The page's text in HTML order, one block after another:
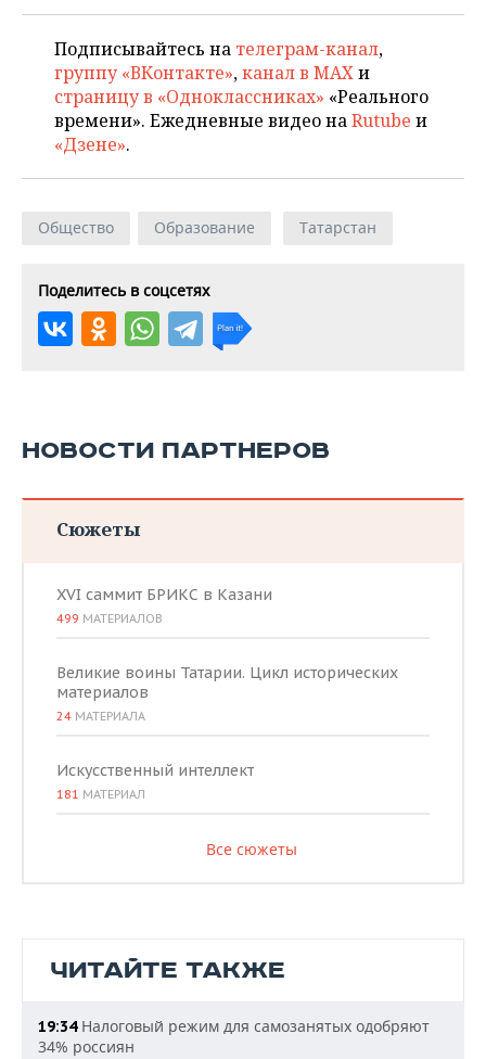
Подписывайтесь на телеграм-канал,
группу «ВКонтакте»,канал в MAXи
страницу в «Одноклассниках» «Реального
времени». Ежедневные видео наRutube и
«Дзене».
Общество Образование Татарстан
Поделитесь в соцсетях
НОВОСТИ ПАРТНЕРОВ
Сюжеты
XVI саммит БРИКС в Казани
499 МАТЕРИАЛОВ
Великие воины Татарии. Цикл исторических
материалов
24 МАТЕРИАЛА
Искусственный интеллект
181 МАТЕРИАЛ
Все сюжеты
ЧИТАЙТЕ ТАКЖЕ
19:34Налоговый режим для самозанятых одобряют
34% россиян